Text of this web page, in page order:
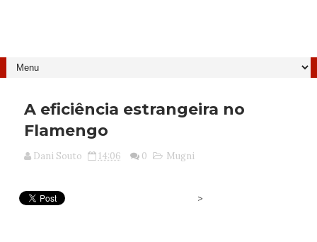
A eficiência estrangeira no
Flamengo
Dani Souto 14:06 0 Mugni
>